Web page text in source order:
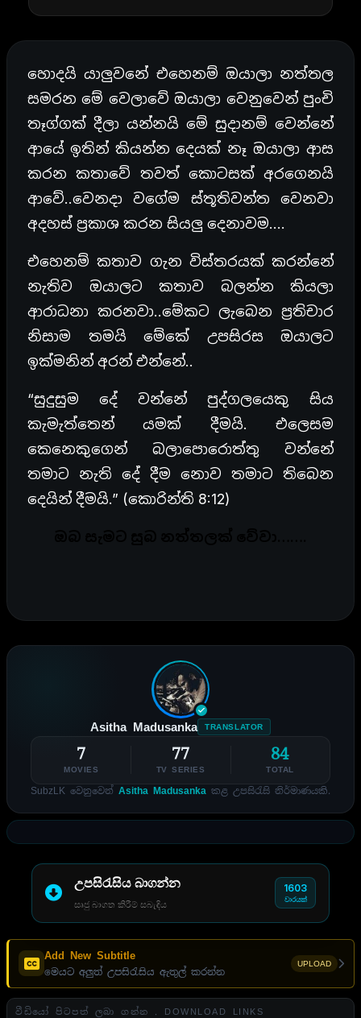
හොදයි යාලුවනේ එහෙනම් ඔයාලා නත්තල
සමරන මේ වෙලාවේ ඔයාලා වෙනුවෙන් පුංචි
තෑග්ගක් දීලා යන්නයි මේ සුදානම් වෙන්නේ
ආයේ ඉතින් කියන්න දෙයක් නෑ ඔයාලා ආස
කරන කතාවේ තවත් කොටසක් අරගෙනයි
ආවේ..වෙනදා වගේම ස්තූතිවන්ත වෙනවා
අදහස් ප්‍රකාශ කරන සියලු දෙනාවම….
එහෙනම් කතාව ගැන විස්තරයක් කරන්නේ
නැතිව ඔයාලට කතාව බලන්න කියලා
ආරාධනා කරනවා..මේකට ලැබෙන ප්‍රතිචාර
නිසාම තමයි මේකේ උපසිරස ඔයාලට
ඉක්මනින් අරන් එන්නේ..
“සුදුසුම දේ වන්නේ පුද්ගලයෙකු සිය
කැමැත්තෙන් යමක් දීමයි. එලෙසම
කෙනෙකුගෙන් බලාපොරොත්තු වන්නේ
තමාට නැති දේ දීම නොව තමාට තිබෙන
දෙයින් දීමයි.” (කොරින්ති 8:12)
Asitha Madusanka TRANSLATOR
7
MOVIES
77
TV SERIES
84
TOTAL
SubzLK වෙනුවෙන් Asitha Madusanka කළ උපසිරැසි නිර්මාණයකි.
උපසිරැසිය බාගන්න
සෘජු බාගත කිරීම් සබැඳිය
1603
වාරයක්
Add New Subtitle
මෙයට අලුත් උපසිරැසිය ඇතුල් කරන්න
UPLOAD
වීඩියෝ පිටපත් ලබා ගන්න . DOWNLOAD LINKS